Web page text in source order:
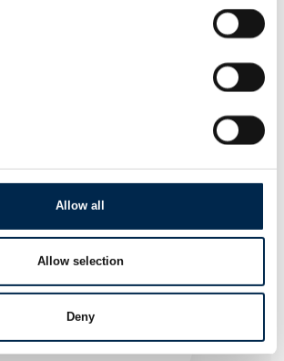
Allow all
Allow selection
Deny
gulvgravdonkraft med